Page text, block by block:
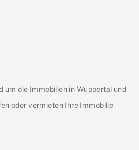
um die Immobilien in Wuppertal und
oder vermieten Ihre Immobilie